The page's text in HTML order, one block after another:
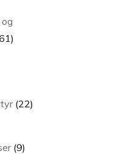
161
2222
varer99